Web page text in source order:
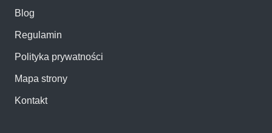
Blog
Regulamin
Polityka prywatności
Mapa strony
Kontakt